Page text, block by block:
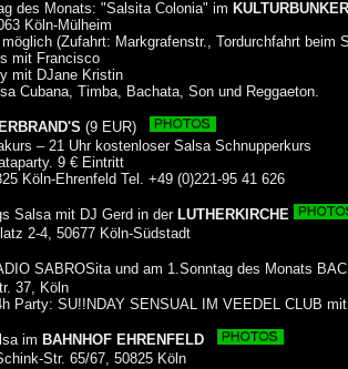
des Monats: "Salsita Colonia" im KULTURBUNKER
Köln-Mülheim
(Zufahrt: Markgrafenstr., Tordurchfahrt beim
mit Francisco
mit DJane Kristin
Cubana, Timba, Bachata, Son und Reggaeton.
(9 EUR)
– 21 Uhr kostenloser Salsa Schnupperkurs
9 € Eintritt
Köln-Ehrenfeld Tel. +49 (0)221-95 41 626
Salsa mit DJ Gerd in der LUTHERKIRCHE
2-4, 50677 Köln-Südstadt
SABROSita und am 1.Sonntag des Monats
37, Köln
Party: SU!!NDAY SENSUAL IM VEEDEL CLUB
im BAHNHOF EHRENFELD
Str. 65/67, 50825 Köln